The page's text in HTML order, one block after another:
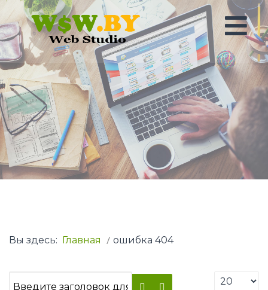
Вы здесь: Главная ошибка 404